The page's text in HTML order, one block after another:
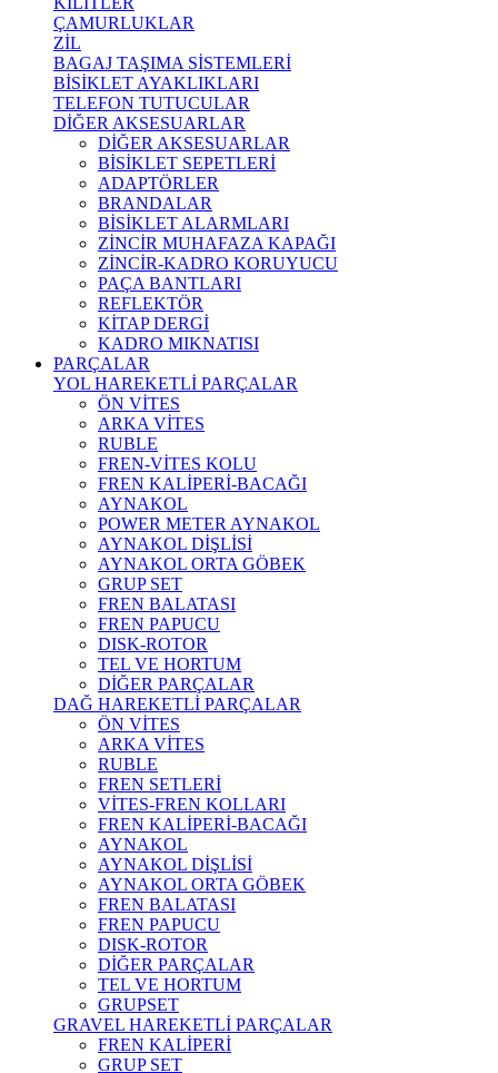
ÇAMURLUKLAR
ZİL
BAGAJ TAŞIMA SİSTEMLERİ
BİSİKLET AYAKLIKLARI
TELEFON TUTUCULAR
DİĞER AKSESUARLAR
DİĞER AKSESUARLAR
BİSİKLET SEPETLERİ
ADAPTÖRLER
BRANDALAR
BİSİKLET ALARMLARI
ZİNCİR MUHAFAZA KAPAĞI
ZİNCİR-KADRO KORUYUCU
PAÇA BANTLARI
REFLEKTÖR
KİTAP DERGİ
KADRO MIKNATISI
PARÇALAR
YOL HAREKETLİ PARÇALAR
ÖN VİTES
ARKA VİTES
RUBLE
FREN-VİTES KOLU
FREN KALİPERİ-BACAĞI
AYNAKOL
POWER METER AYNAKOL
AYNAKOL DİŞLİSİ
AYNAKOL ORTA GÖBEK
GRUP SET
FREN BALATASI
FREN PAPUCU
DISK-ROTOR
TEL VE HORTUM
DİĞER PARÇALAR
DAĞ HAREKETLİ PARÇALAR
ÖN VİTES
ARKA VİTES
RUBLE
FREN SETLERİ
VİTES-FREN KOLLARI
FREN KALİPERİ-BACAĞI
AYNAKOL
AYNAKOL DİŞLİSİ
AYNAKOL ORTA GÖBEK
FREN BALATASI
FREN PAPUCU
DISK-ROTOR
DİĞER PARÇALAR
TEL VE HORTUM
GRUPSET
GRAVEL HAREKETLİ PARÇALAR
FREN KALİPERİ
GRUP SET